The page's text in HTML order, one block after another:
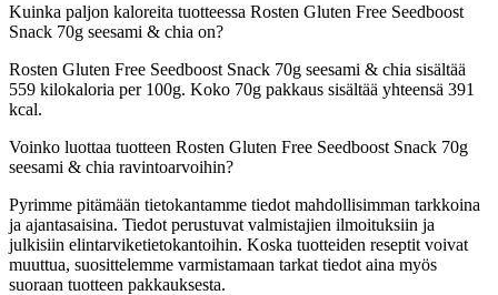
Kuinka paljon kaloreita tuotteessa Rosten Gluten Free Seedboost
Snack 70g seesami & chia on?
Rosten Gluten Free Seedboost Snack 70g seesami & chia sisältää
559 kilokaloria per 100g. Koko 70g pakkaus sisältää yhteensä 391
kcal.
Voinko luottaa tuotteen Rosten Gluten Free Seedboost Snack 70g
seesami & chia ravintoarvoihin?
Pyrimme pitämään tietokantamme tiedot mahdollisimman tarkkoina
ja ajantasaisina. Tiedot perustuvat valmistajien ilmoituksiin ja
julkisiin elintarviketietokantoihin. Koska tuotteiden reseptit voivat
muuttua, suosittelemme varmistamaan tarkat tiedot aina myös
suoraan tuotteen pakkauksesta.